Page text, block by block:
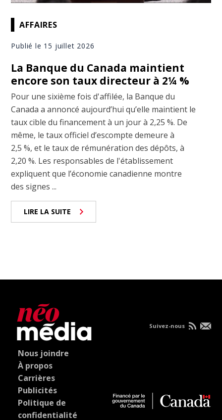
AFFAIRES
Publié le 15 juillet 2026
La Banque du Canada maintient
encore son taux directeur à 2¼ %
Pour une sixième fois d'affilée, la Banque du
Canada a annoncé aujourd’hui qu’elle maintient le
taux cible du financement à un jour à 2,25 %. De
même, le taux officiel d’escompte demeure à
2,5 %, et le taux de rémunération des dépôts, à
2,20 %. Les responsables de l'établissement
expliquent que l’économie canadienne montre
des signes ...
LIRE LA SUITE
Nous joindre
À propos
Carrières
Publicités
Politique de
confidentialité
Suivez-nous